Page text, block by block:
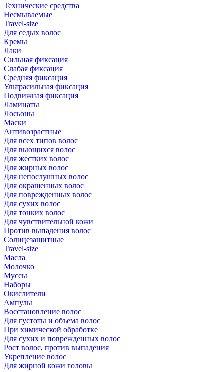
Технические средства
Несмываемые
Travel-size
Для седых волос
Кремы
Лаки
Сильная фиксация
Слабая фиксация
Средняя фиксация
Ультрасильная фиксация
Подвижная фиксация
Ламинаты
Лосьоны
Маски
Антивозрастные
Для всех типов волос
Для вьющихся волос
Для жестких волос
Для жирных волос
Для непослушных волос
Для окрашенных волос
Для поврежденных волос
Для сухих волос
Для тонких волос
Для чувствительной кожи
Против выпадения волос
Солнцезащитные
Travel-size
Масла
Молочко
Муссы
Наборы
Окислители
Ампулы
Восстановление волос
Для густоты и объема волос
При химической обработке
Для сухих и поврежденных волос
Рост волос, против выпадения
Укрепление волос
Для жирной кожи головы